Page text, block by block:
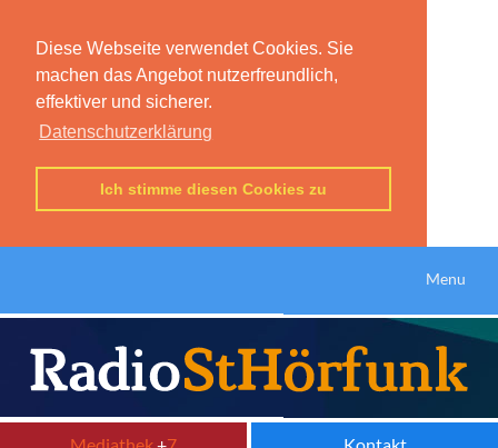
Diese Webseite verwendet Cookies. Sie
machen das Angebot nutzerfreundlich,
effektiver und sicherer.
Datenschutzerklärung
Ich stimme diesen Cookies zu
Menu
Mediathek+7 Kontakt